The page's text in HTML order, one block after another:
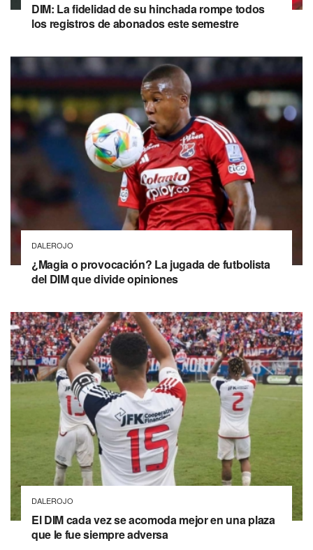
DIM: La fidelidad de su hinchada rompe todos
los registros de abonados este semestre
DALEROJO
¿Magia o provocación? La jugada de futbolista
del DIM que divide opiniones
DALEROJO
El DIM cada vez se acomoda mejor en una plaza
que le fue siempre adversa